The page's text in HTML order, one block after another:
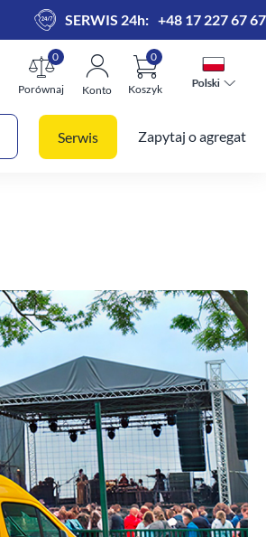
SERWIS 24h: +48 17 227 67 67
Porównaj
0
Konto Koszyk
0
Polski
Polski
Serwis Zapytaj o agregat